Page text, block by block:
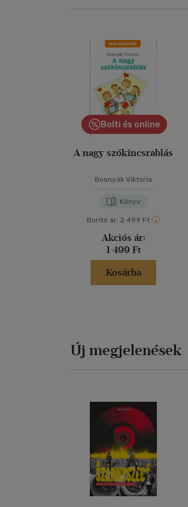
Bolti és online
A nagy szókincsrablás
Bosnyák Viktória
Könyv
Borító ár: 2 499 Ft
Akciós ár:
1 499 Ft
Kosárba
Új megjelenések